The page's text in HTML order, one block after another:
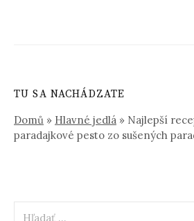
TU SA NACHÁDZATE
Domů » Hlavné jedlá » Najlepší
paradajkové pesto zo sušených